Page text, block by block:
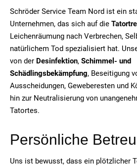
Schröder Service Team Nord ist ein
Unternehmen, das sich auf die
Leichenräumung nach Verbrechen,
natürlichem Tod spezialisiert hat.
von der Desinfektion, Schimmel- und
Schädlingsbekämpfung, Beseitigung
Ausscheidungen, Geweberesten und
hin zur Neutralisierung von
Tatortes.
Persönliche
Uns ist bewusst, dass ein plötzlicher